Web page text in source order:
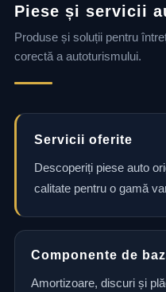
Piese și servicii
Produse și soluții pentru
corectă a autoturismului.
Servicii oferite
Descoperiți piese auto
calitate pentru o gamă
Componente de
Amortizoare, discuri și